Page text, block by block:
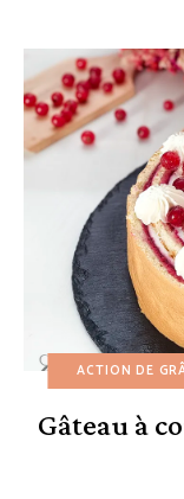
ACTION DE
Gâteau à